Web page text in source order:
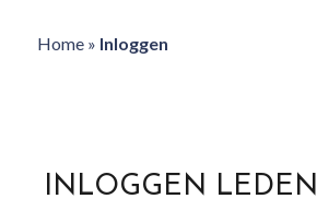
Home» Inloggen
INLOGGEN LEDEN